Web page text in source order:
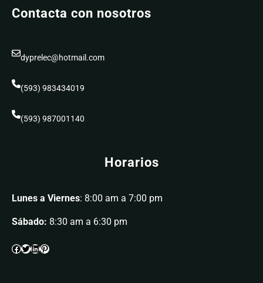
Contacta con nosotros
dyprelec@hotmail.com
(593) 983434019
(593) 987001140
Horarios
Lunes a Viernes: 8:00 am a 7:00 pm
Sábado: 8:30 am a 6:30 pm